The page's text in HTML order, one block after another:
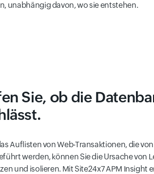
unabhängig davon, wo sie entstehen.
Sie, ob die
Auflisten von Web-Transaktionen, die
werden, können Sie die Ursache von
und isolieren. Mit Site24x7 APM Insight